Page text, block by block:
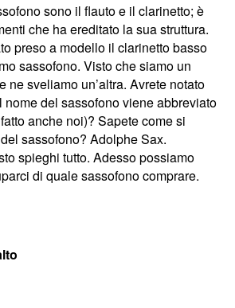
sono il flauto e il clarinetto; è
che ha ereditato la sua struttura.
preso a modello il clarinetto basso
sassofono. Visto che siamo un
ne sveliamo un’altra. Avrete notato
nome del sassofono viene abbreviato
anche noi)? Sapete come si
sassofono? Adolphe Sax.
spieghi tutto. Adesso possiamo
di quale sassofono comprare.